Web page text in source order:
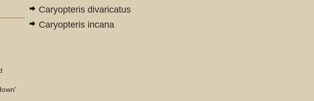
Caryopteris divaricatus
Caryopteris incana